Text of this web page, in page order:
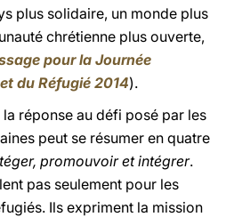
plus solidaire, un monde plus
chrétienne plus ouverte,
pour la Journée
du Réfugié 2014).
réponse au défi posé par les
peut se résumer en quatre
promouvoir et intégrer.
pas seulement pour les
Ils expriment la mission